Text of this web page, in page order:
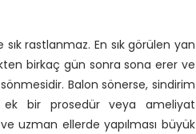
rastlanmaz. En sık görülen yan
birkaç gün sonra sona erer ve
Balon sönerse, sindirim
ek bir prosedür veya ameliyat
uzman ellerde yapılması büyük